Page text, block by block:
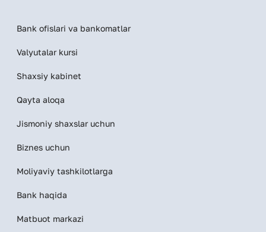
Bank ofislari va bankomatlar
Valyutalar kursi
Shaxsiy kabinet
Qayta aloqa
Jismoniy shaxslar uchun
Biznes uchun
Moliyaviy tashkilotlarga
Bank haqida
Matbuot markazi